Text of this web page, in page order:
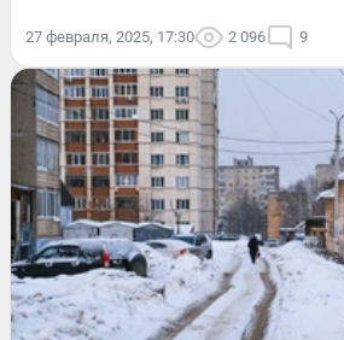
27 февраля, 2025, 17:30 2 096 9